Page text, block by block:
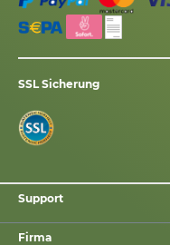
SSL Sicherung
Support
Firma